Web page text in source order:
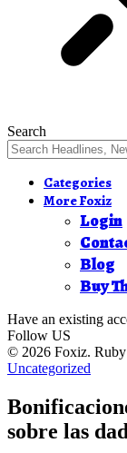
Search
Categories
More Foxiz
Login
Blog
Buy
Have an existing
Follow US
© 2026 Foxiz. Ruby
Uncategorized
sobre las